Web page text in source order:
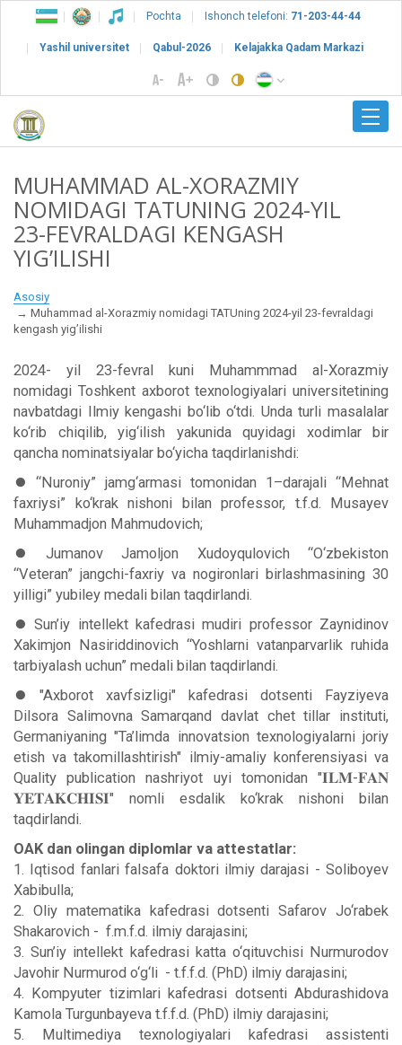
Pochta Ishonch telefoni: 71-203-44-44
Yashil universitet Qabul-2026 Kelajakka Qadam Markazi
MUHAMMAD AL-XORAZMIY
NOMIDAGI TATUNING 2024-YIL
23-FEVRALDAGI KENGASH
YIGʼILISHI
Asosiy
Muhammad al-Xorazmiy nomidagi TATUning 2024-yil 23-fevraldagi
kengash yigʼilishi
2024- yil 23-fevral kuni Muhammmad al-Xorazmiy
nomidagi Toshkent axborot texnologiyalari universitetining
navbatdagi Ilmiy kengashi bo‘lib o‘tdi. Unda turli masalalar
ko‘rib chiqilib, yig‘ilish yakunida quyidagi xodimlar bir
qancha nominatsiyalar bo‘yicha taqdirlanishdi:
⏺ “Nuroniy” jamg‘armasi tomonidan 1–darajali “Mehnat
faxriysi” ko‘krak nishoni bilan professor, t.f.d. Musayev
Muhammadjon Mahmudovich;
⏺ Jumanov Jamoljon Xudoyqulovich “O‘zbekiston
“Veteran” jangchi-faxriy va nogironlari birlashmasining 30
yilligi” yubiley medali bilan taqdirlandi.
⏺ Sun’iy intellekt kafedrasi mudiri professor Zaynidinov
Xakimjon Nasiriddinovich “Yoshlarni vatanparvarlik ruhida
tarbiyalash uchun” medali bilan taqdirlandi.
⏺ "Axborot xavfsizligi" kafedrasi dotsenti Fayziyeva
Dilsora Salimovna Samarqand davlat chet tillar instituti,
Germaniyaning "Ta’limda innovatsion texnologiyalarni joriy
etish va takomillashtirish" ilmiy-amaliy konferensiyasi va
Quality publication nashriyot uyi tomonidan "𝐈𝐋𝐌-𝐅𝐀𝐍
𝐘𝐄𝐓𝐀𝐊𝐂𝐇𝐈𝐒𝐈" nomli esdalik ko‘krak nishoni bilan
taqdirlandi.
OAK dan olingan diplomlar va attestatlar:
1. Iqtisod fanlari falsafa doktori ilmiy darajasi - Soliboyev
Xabibulla;
2. Oliy matematika kafedrasi dotsenti Safarov Jo‘rabek
Shakarovich - f.m.f.d. ilmiy darajasini;
3. Sun’iy intellekt kafedrasi katta o‘qituvchisi Nurmurodov
Javohir Nurmurod o‘g‘li - t.f.f.d. (PhD) ilmiy darajasini;
4. Kompyuter tizimlari kafedrasi dotsenti Abdurashidova
Kamola Turgunbayeva t.f.f.d. (PhD) ilmiy darajasini;
5. Multimediya texnologiyalari kafedrasi assistenti